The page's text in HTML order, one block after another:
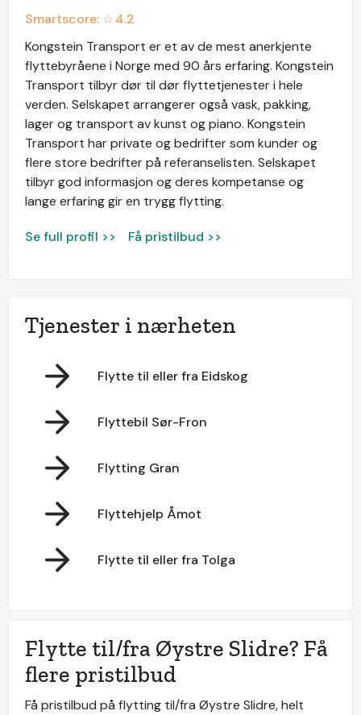
Smartscore: ☆4.2
Kongstein Transport er et av de mest anerkjente
flyttebyråene i Norge med 90 års erfaring. Kongstein
Transport tilbyr dør til dør flyttetjenester i hele
verden. Selskapet arrangerer også vask, pakking,
lager og transport av kunst og piano. Kongstein
Transport har private og bedrifter som kunder og
flere store bedrifter på referanselisten. Selskapet
tilbyr god informasjon og deres kompetanse og
lange erfaring gir en trygg flytting.
Se full profil >> Få pristilbud >>
Tjenester i nærheten
Flytte til eller fra Eidskog
Flyttebil Sør-Fron
Flytting Gran
Flyttehjelp Åmot
Flytte til eller fra Tolga
Flytte til/fra Øystre Slidre? Få
flere pristilbud
Få pristilbud på flytting til/fra Øystre Slidre, helt